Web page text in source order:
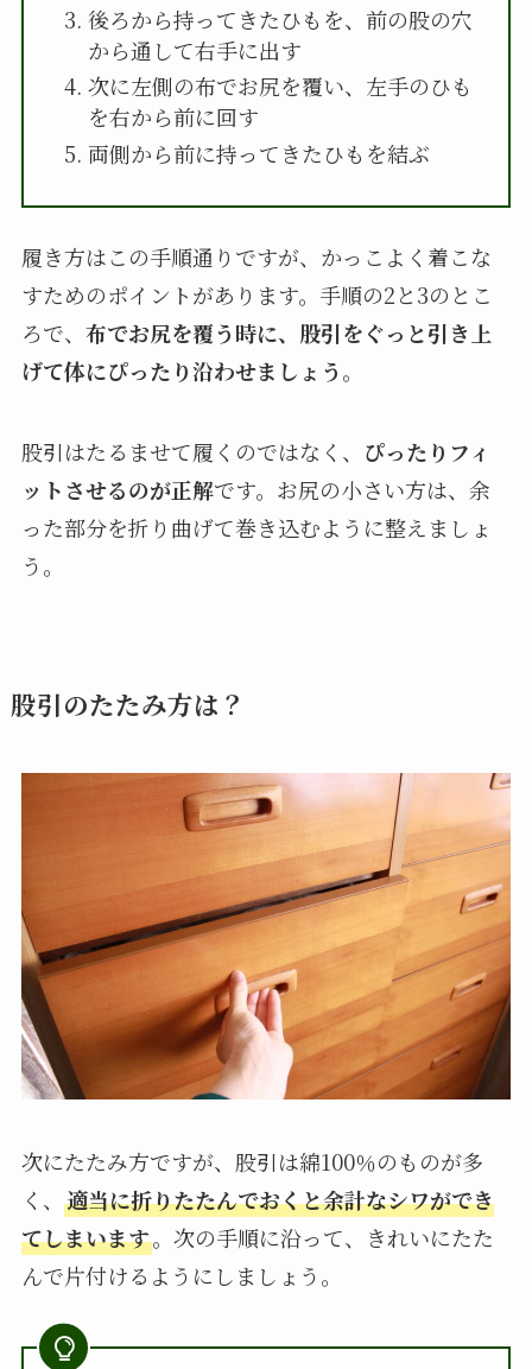
後ろから持ってきたひもを、前の股の穴
から通して右手に出す
次に左側の布でお尻を覆い、左手のひも
を右から前に回す
両側から前に持ってきたひもを結ぶ
履き方はこの手順通りですが、かっこよく着こな
すためのポイントがあります。手順の2と3のとこ
ろで、 布でお尻を覆う時に、股引をぐっと引き上
げて体にぴったり沿わせましょう。
股引はたるませて履くのではなく、 ぴったりフィ
ットさせるのが正解です。お尻の小さい方は、余
った部分を折り曲げて巻き込むように整えましょ
う。
股引のたたみ方は？
次にたたみ方ですが、股引は綿100％のものが多
く、 適当に折りたたんでおくと余計なシワができ
てしまいます。次の手順に沿って、きれいにたた
んで片付けるようにしましょう。